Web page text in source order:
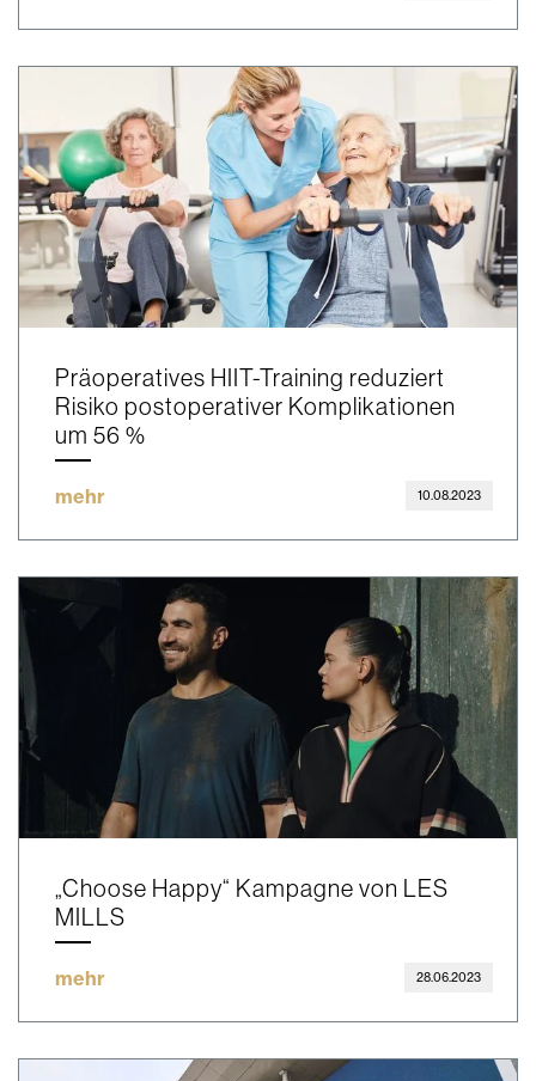
Präoperatives HIIT-Training reduziert
Risiko postoperativer Komplikationen
um 56 %
mehr 10.08.2023
„Choose Happy“ Kampagne von LES
MILLS
mehr 28.06.2023